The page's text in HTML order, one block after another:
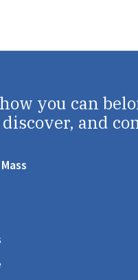
you can
and